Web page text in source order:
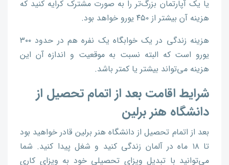
یا یک آپارتمان بزرگ‌تر را به صورت مشترک کرایه کنید که
هزینه آن بیشتر از ۴۵۰ یورو خواهد بود.
هزینه زندگی در یک خوابگاه یک نفره هم در حدود ۳۰۰
یورو است که البته نسبت به موقعیت و اندازه آن این
هزینه می‌تواند بیشتر یا کمتر باشد.
شرایط اقامت بعد از اتمام تحصیل از
دانشگاه هنر برلین
بعد از اتمام تحصیل از دانشگاه هنر برلین قادر خواهید بود
تا ۱۸ ماه در آلمان زندگی کنید و شغل پیدا کنید. شما
می‌توانید با تبدیل ویزای تحصیلی خود به ویزای کاری